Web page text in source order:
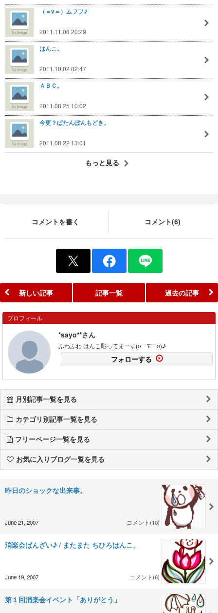
（＝v＝）ムフフ♪
2011.11.08 20:29
はんこ。
2011.10.02 02:47
ＡＢＣ。
2011.08.25 10:02
今更？ぱたんぽんもどき。
2011.08.22 13:01
もっと見る
コメントを書く コメント(6)
新しい記事 記事一覧 過去の記事
プロフィール
*sayo**さん
ふわふわ はんこ彫ってまーす(o￣∇￣o)♪
フォローする
月別記事一覧を見る
カテゴリ別記事一覧を見る
フリーページ一覧を見る
お気に入りブログ一覧を見る
昨日のショックな出来事。
June 21, 2007 コメント(10)
消楽会ばんざい♪ / またまた ちひろはんこ。
June 19, 2007 コメント(6)
第１回消楽会イベント「ありがとう」